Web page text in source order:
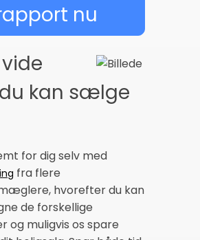
nu
kan sælge
for dig selv med
fra flere
hvorefter du kan
de forskellige
og muligvis os spare